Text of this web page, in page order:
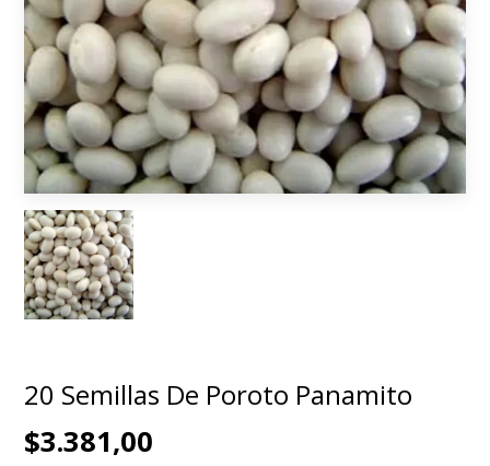
20 Semillas De Poroto Panamito
$3.381,00